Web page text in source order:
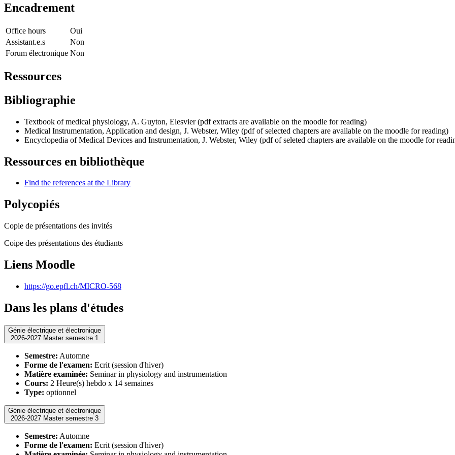
Encadrement
Office hours
Oui
Assistant.e.s
Non
Forum électronique Non
Ressources
Bibliographie
Textbook of medical physiology, A. Guyton, Elesvier (pdf extracts are available on the moodle for reading)
Medical Instrumentation, Application and design, J. Webster, Wiley (pdf of selected chapters are available on the moodle for reading)
Encyclopedia of Medical Devices and Instrumentation, J. Webster, Wiley (pdf of seleted chapters are available on the moodle for
Ressources en bibliothèque
Find the references at the Library
Polycopiés
Copie de présentations des invités
Coipe des présentations des étudiants
Liens Moodle
https://go.epfl.ch/MICRO-568
Dans les plans d'études
Génie électrique et électronique
2026-2027 Master semestre 1
Semestre: Automne
Forme de l'examen: Ecrit (session d'hiver)
Matière examinée: Seminar in physiology and instrumentation
Cours: 2 Heure(s) hebdo x 14 semaines
Type: optionnel
Génie électrique et électronique
2026-2027 Master semestre 3
Semestre: Automne
Forme de l'examen: Ecrit (session d'hiver)